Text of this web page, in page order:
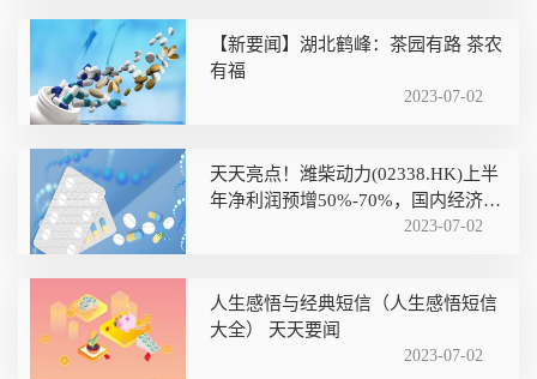
【新要闻】湖北鹤峰：茶园有路 茶农
有福
2023-07-02
天天亮点！潍柴动力(02338.HK)上半
年净利润预增50%-70%，国内经济向
2023-07-02
人生感悟与经典短信（人生感悟短信
大全） 天天要闻
2023-07-02